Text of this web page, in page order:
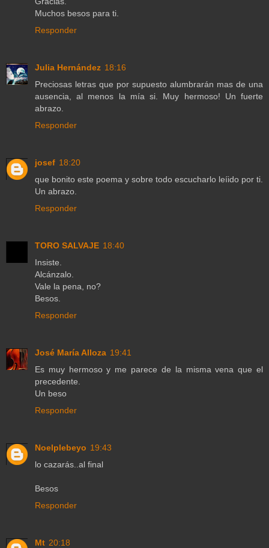
Muchos besos para ti.
Responder
Julia Hernández 18:16
Preciosas letras que por supuesto alumbrarán mas de una
ausencia, al menos la mía si. Muy hermoso! Un fuerte
abrazo.
Responder
josef 18:20
que bonito este poema y sobre todo escucharlo leíido por ti.
Un abrazo.
Responder
TORO SALVAJE 18:40
Insiste.
Alcánzalo.
Vale la pena, no?
Besos.
Responder
José María Alloza 19:41
Es muy hermoso y me parece de la misma vena que el
precedente.
Un beso
Responder
Noelplebeyo 19:43
lo cazarás..al final
Besos
Responder
Mt 20:18